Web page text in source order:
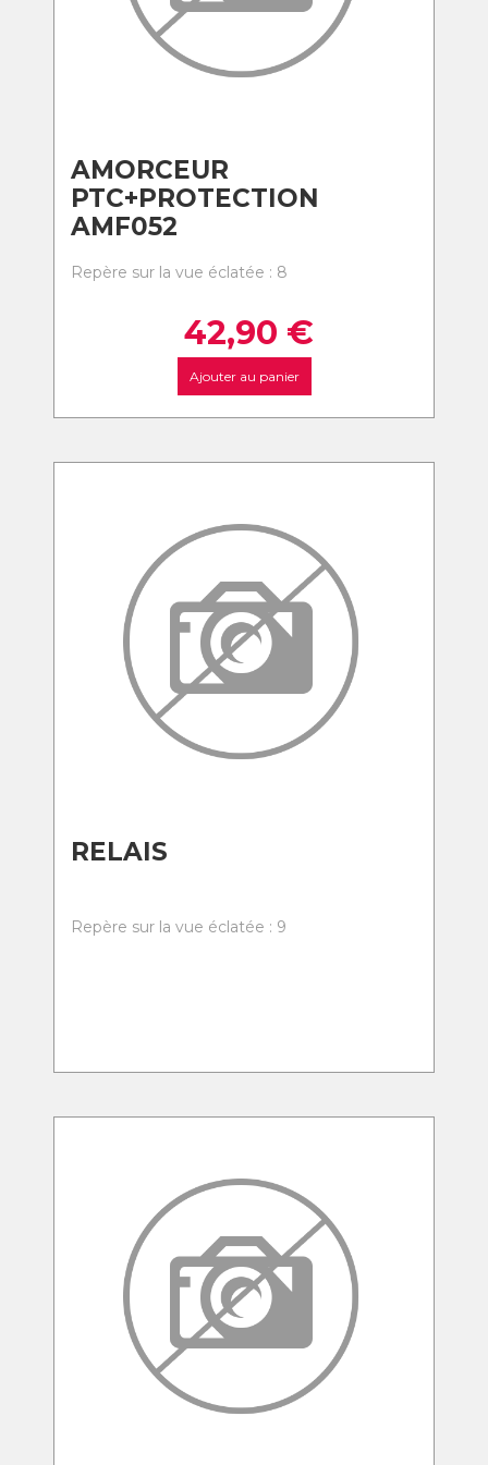
AMORCEUR
PTC+PROTECTION
AMF052
Repère sur la vue éclatée : 8
42,90 €
Ajouter au panier
RELAIS
Repère sur la vue éclatée : 9